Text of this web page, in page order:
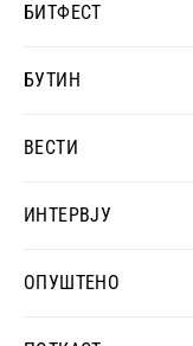
БИТФЕСТ
БУТИН
ВЕСТИ
ИНТЕРВЈУ
ОПУШТЕНО